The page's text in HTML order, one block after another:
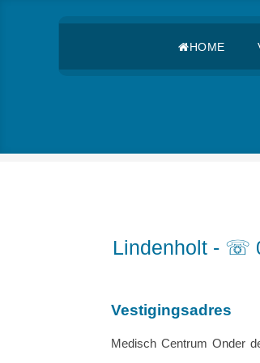
HOME
Lindenholt - ☏
Vestigingsadres
Medisch Centrum Onder